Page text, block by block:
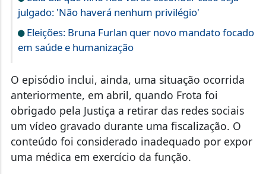
julgado: 'Não haverá nenhum privilégio'
Eleições: Bruna Furlan quer novo mandato focado
em saúde e humanização
O episódio inclui, ainda, uma situação ocorrida
anteriormente, em abril, quando Frota foi
obrigado pela Justiça a retirar das redes sociais
um vídeo gravado durante uma fiscalização. O
conteúdo foi considerado inadequado por expor
uma médica em exercício da função.